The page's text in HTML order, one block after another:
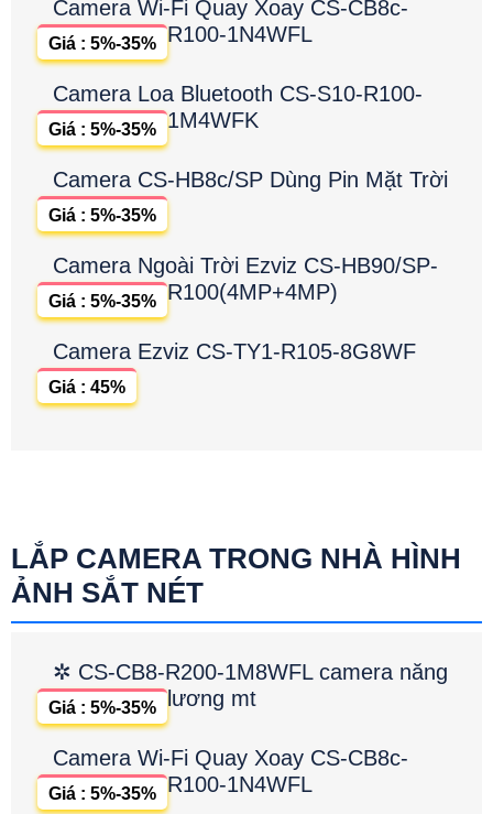
Camera Wi-Fi Quay Xoay CS-CB8c-
R100-1N4WFL
Giá : 5%-35%
Camera Loa Bluetooth CS-S10-R100-
1M4WFK
Giá : 5%-35%
Camera CS-HB8c/SP Dùng Pin Mặt Trời
Giá : 5%-35%
Camera Ngoài Trời Ezviz CS-HB90/SP-
R100(4MP+4MP)
Giá : 5%-35%
Camera Ezviz CS-TY1-R105-8G8WF
Giá : 45%
LẮP CAMERA TRONG NHÀ HÌNH
ẢNH SẮT NÉT
✲ CS-CB8-R200-1M8WFL camera năng
lương mt
Giá : 5%-35%
Camera Wi-Fi Quay Xoay CS-CB8c-
R100-1N4WFL
Giá : 5%-35%